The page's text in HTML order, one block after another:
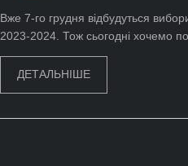
Вже 7-го грудня відбудуться
2023-2024. Тож сьогодні хочемо
ДЕТАЛЬНІШЕ